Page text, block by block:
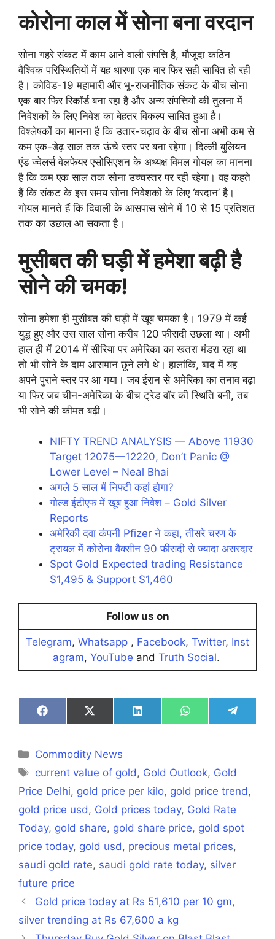
कोरोना काल में सोना बना वरदान
सोना गहरे संकट में काम आने वाली संपत्ति है, मौजूदा कठिन
वैश्विक परिस्थितियों में यह धारणा एक बार फिर सही साबित हो रही
है। कोविड-19 महामारी और भू-राजनीतिक संकट के बीच सोना
एक बार फिर रिकॉर्ड बना रहा है और अन्य संपत्तियों की तुलना में
निवेशकों के लिए निवेश का बेहतर विकल्प साबित हुआ है।
विश्लेषकों का मानना है कि उतार-चढ़ाव के बीच सोना अभी कम से
कम एक-डेढ़ साल तक ऊंचे स्तर पर बना रहेगा। दिल्ली बुलियन
एंड ज्वेलर्स वेलफेयर एसोसिएशन के अध्यक्ष विमल गोयल का मानना
है कि कम एक साल तक सोना उच्चस्तर पर रही रहेगा। वह कहते
हैं कि संकट के इस समय सोना निवेशकों के लिए ‘वरदान’ है।
गोयल मानते हैं कि दिवाली के आसपास सोने में 10 से 15 प्रतिशत
तक का उछाल आ सकता है।
मुसीबत की घड़ी में हमेशा बढ़ी है
सोने की चमक!
सोना हमेशा ही मुसीबत की घड़ी में खूब चमका है। 1979 में कई
युद्ध हुए और उस साल सोना करीब 120 फीसदी उछला था। अभी
हाल ही में 2014 में सीरिया पर अमेरिका का खतरा मंडरा रहा था
तो भी सोने के दाम आसमान छूने लगे थे। हालांकि, बाद में यह
अपने पुराने स्तर पर आ गया। जब ईरान से अमेरिका का तनाव बढ़ा
या फिर जब चीन-अमेरिका के बीच ट्रेड वॉर की स्थिति बनी, तब
भी सोने की कीमत बढ़ी।
NIFTY TREND ANALYSIS — Above 11930
Target 12075—12220, Don’t Panic @
Lower Level – Neal Bhai
अगले 5 साल में निफ्टी कहां होगा?
गोल्ड ईटीएफ में खूब हुआ निवेश – Gold Silver
Reports
अमेरिकी दवा कंपनी Pfizer ने कहा, तीसरे चरण के
ट्रायल में कोरोना वैक्सीन 90 फीसदी से ज्यादा असरदार
Spot Gold Expected trading Resistance
$1,495 & Support $1,460
Follow us on
Telegram, Whatsapp , Facebook, Twitter, Inst
agram, YouTube and Truth Social.
Share
on
Share
on
Share
on
Share
on
Share
on
Categories
Commodity News
Tags
current value of gold, Gold Outlook, Gold
Price Delhi, gold price per kilo, gold price trend,
gold price usd, Gold prices today, Gold Rate
Today, gold share, gold share price, gold spot
price today, gold usd, precious metal prices,
saudi gold rate, saudi gold rate today, silver
future price
Gold price today at Rs 51,610 per 10 gm,
silver trending at Rs 67,600 a kg